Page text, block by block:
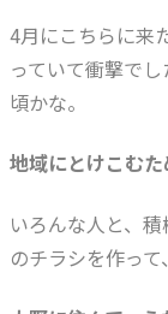
4月にこちらに来
っていて衝撃で
頃かな。
地域にとけこむた
いろんな人と、
のチラシを作って